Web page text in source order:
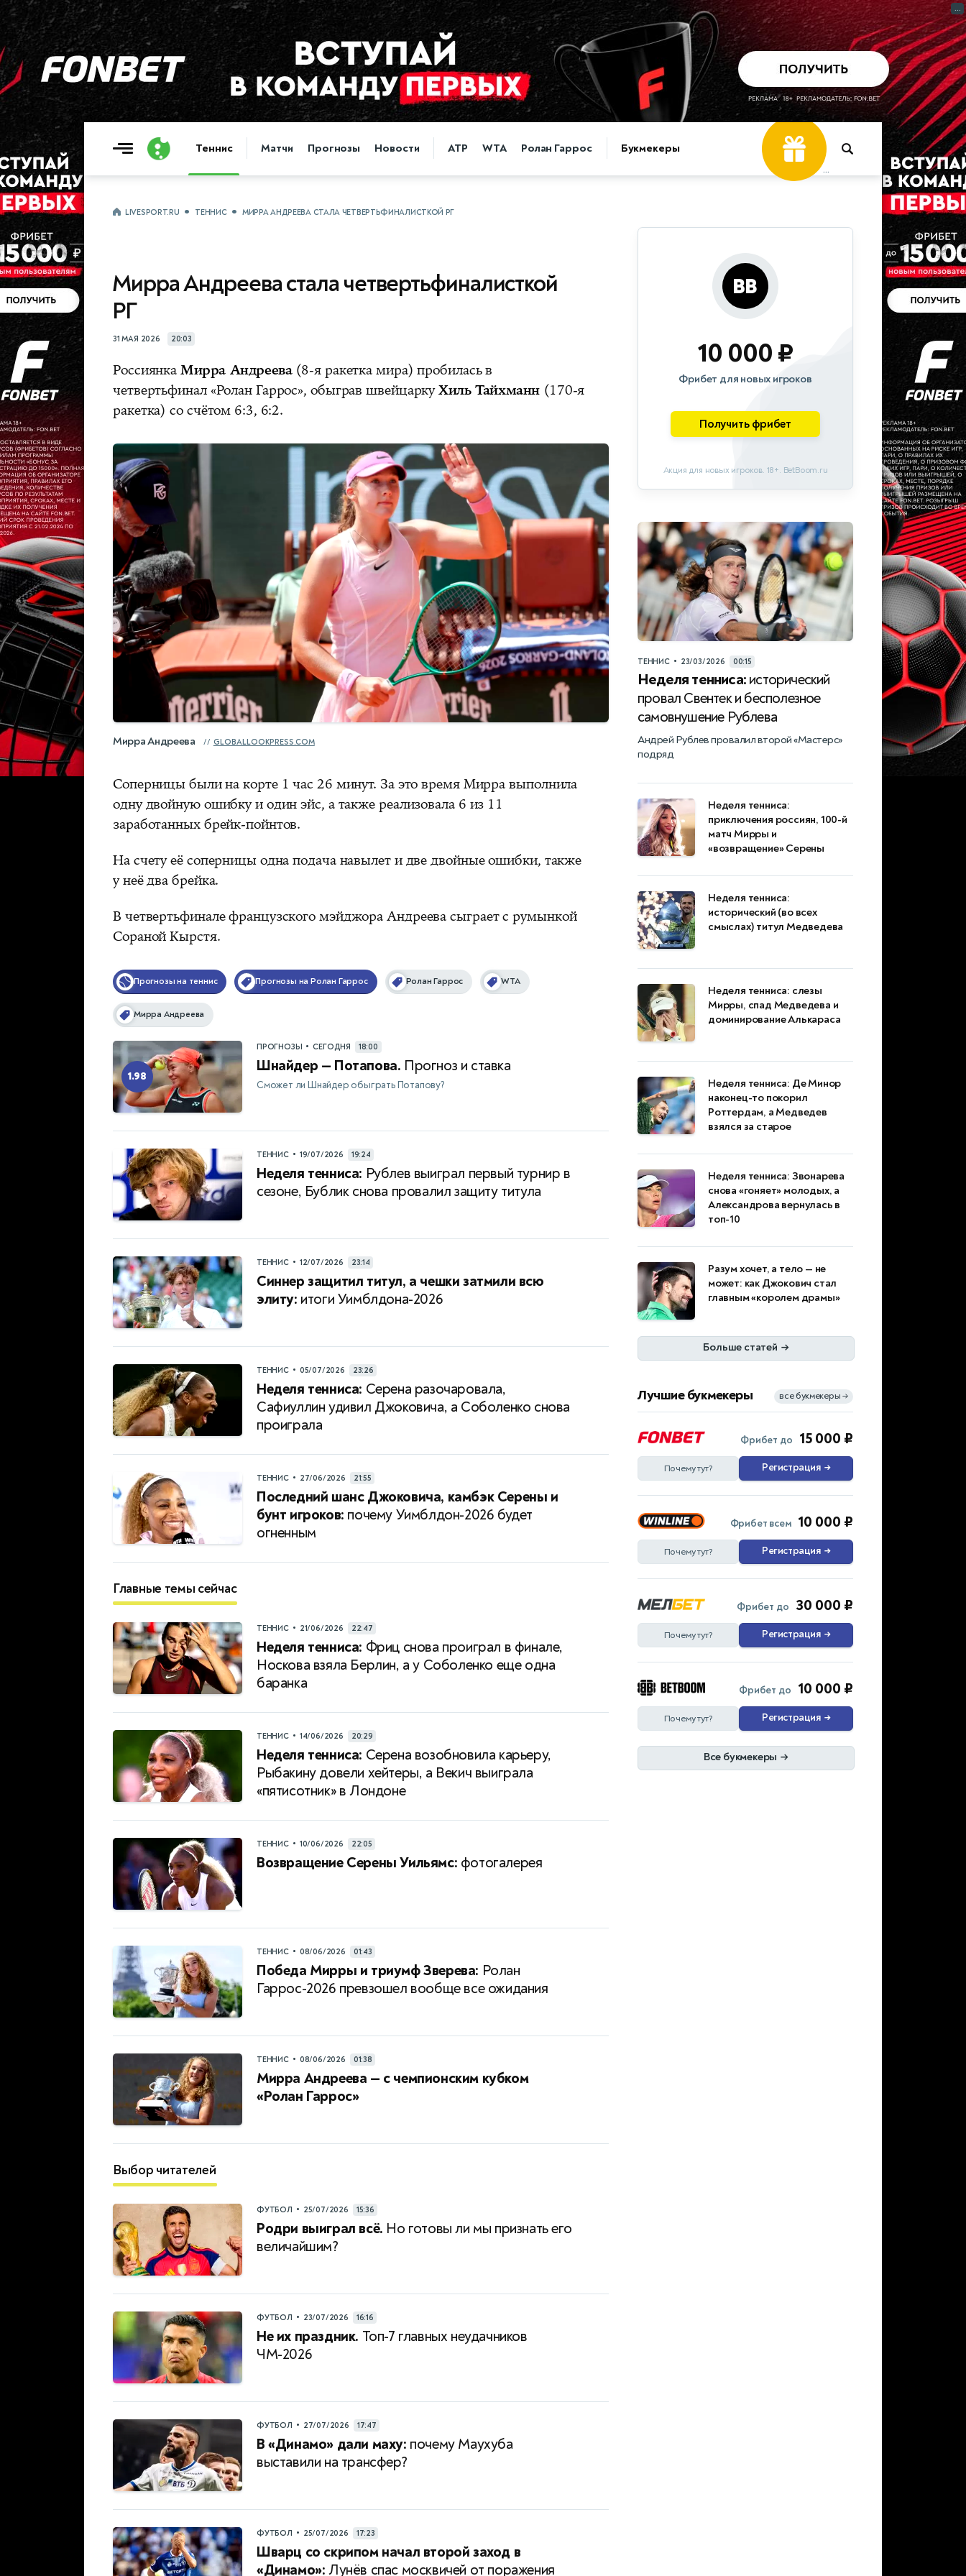
Теннис Матчи Прогнозы Новости ATP WTA Ролан Гаррос Букмекеры
...
LIVESPORT.RU ТЕННИС МИРРА АНДРЕЕВА СТАЛА ЧЕТВЕРТЬФИНАЛИСТКОЙ РГ
Мирра Андреева стала четвертьфиналисткой
РГ
31 МАЯ 2026 20:03
РоссиянкаМирра Андреева(8‑я ракетка мира) пробилась в
четвертьфинал «Ролан Гаррос», обыграв швейцаркуХиль Тайхманн (170‑я
ракетка) со счётом 6:3, 6:2.
Мирра Андреева GLOBALLOOKPRESS.COM
Соперницы были на корте 1 час 26 минут. За это время Мирра выполнила
одну двойную ошибку и один эйс, а также реализовала 6 из 11
заработанных брейк‑пойнтов.
На счету её соперницы одна подача навылет и две двойные ошибки, также
у неё два брейка.
В четвертьфинале французского мэйджора Андреева сыграет с румынкой
Сораной Кырстя.
Прогнозы на теннис Прогнозы на Ролан Гаррос Ролан Гаррос WTA
Мирра Андреева
1.98
ПРОГНОЗЫ • СЕГОДНЯ 18:00
Шнайдер — Потапова. Прогноз и ставка
Сможет ли Шнайдер обыграть Потапову?
ТЕННИС • 19/07/2026 19:24
Неделя тенниса: Рублев выиграл первый турнир в
сезоне, Бублик снова провалил защиту титула
ТЕННИС • 12/07/2026 23:14
Синнер защитил титул, а чешки затмили всю
элиту: итоги Уимблдона-2026
ТЕННИС • 05/07/2026 23:26
Неделя тенниса: Серена разочаровала,
Сафиуллин удивил Джоковича, а Соболенко снова
проиграла
ТЕННИС • 27/06/2026 21:55
Последний шанс Джоковича, камбэк Серены и
бунт игроков: почему Уимблдон-2026 будет
огненным
Главные темы сейчас
ТЕННИС • 21/06/2026 22:47
Неделя тенниса: Фриц снова проиграл в финале,
Носкова взяла Берлин, а у Соболенко еще одна
баранка
ТЕННИС • 14/06/2026 20:29
Неделя тенниса: Серена возобновила карьеру,
Рыбакину довели хейтеры, а Векич выиграла
«пятисотник» в Лондоне
ТЕННИС • 10/06/2026 22:05
Возвращение Серены Уильямс: фотогалерея
ТЕННИС • 08/06/2026 01:43
Победа Мирры и триумф Зверева: Ролан
Гаррос-2026 превзошел вообще все ожидания
ТЕННИС • 08/06/2026 01:38
Мирра Андреева — с чемпионским кубком
«Ролан Гаррос»
Выбор читателей
ФУТБОЛ • 25/07/2026 15:36
Родри выиграл всё. Но готовы ли мы признать его
величайшим?
ФУТБОЛ • 23/07/2026 16:16
Не их праздник. Топ-7 главных неудачников
ЧМ-2026
ФУТБОЛ • 27/07/2026 17:47
В «Динамо» дали маху: почему Маухуба
выставили на трансфер?
ФУТБОЛ • 25/07/2026 17:23
Шварц со скрипом начал второй заход в
«Динамо»: Лунёв спас москвичей от поражения
10 000 ₽
Фрибет для новых игроков
Получить фрибет
Акция для новых игроков. 18+. BetBoom.ru
ТЕННИС • 23/03/2026 00:15
Неделя тенниса: исторический
провал Свентек и бесполезное
самовнушение Рублева
Андрей Рублев провалил второй «Мастерс»
подряд
Неделя тенниса:
приключения россиян, 100-й
матч Мирры и
«возвращение» Серены
Неделя тенниса:
исторический (во всех
смыслах) титул Медведева
Неделя тенниса: слезы
Мирры, спад Медведева и
доминирование Алькараса
Неделя тенниса: Де Минор
наконец-то покорил
Роттердам, а Медведев
взялся за старое
Неделя тенниса: Звонарева
снова «гоняет» молодых, а
Александрова вернулась в
топ-10
Разум хочет, а тело — не
может: как Джокович стал
главным «королем драмы»
Больше статей →
Лучшие букмекеры все букмекеры →
Фрибет до 15 000 ₽
Почему тут? Регистрация →
Фрибет всем 10 000 ₽
Почему тут? Регистрация →
Фрибет до 30 000 ₽
Почему тут? Регистрация →
Фрибет до 10 000 ₽
Почему тут? Регистрация →
Все букмекеры →
...